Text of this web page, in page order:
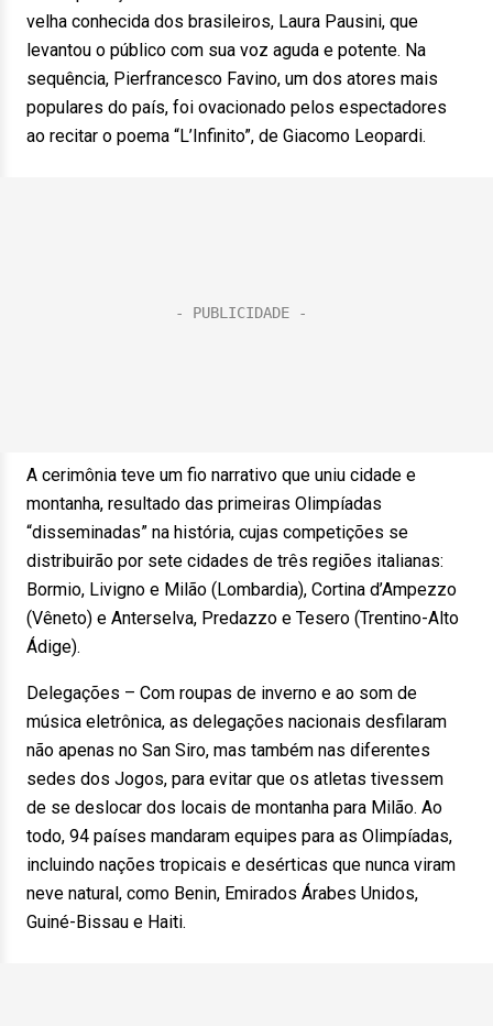
velha conhecida dos brasileiros, Laura Pausini, que
levantou o público com sua voz aguda e potente. Na
sequência, Pierfrancesco Favino, um dos atores mais
populares do país, foi ovacionado pelos espectadores
ao recitar o poema “L’Infinito”, de Giacomo Leopardi.
A cerimônia teve um fio narrativo que uniu cidade e
montanha, resultado das primeiras Olimpíadas
“disseminadas” na história, cujas competições se
distribuirão por sete cidades de três regiões italianas:
Bormio, Livigno e Milão (Lombardia), Cortina d’Ampezzo
(Vêneto) e Anterselva, Predazzo e Tesero (Trentino-Alto
Ádige).
Delegações – Com roupas de inverno e ao som de
música eletrônica, as delegações nacionais desfilaram
não apenas no San Siro, mas também nas diferentes
sedes dos Jogos, para evitar que os atletas tivessem
de se deslocar dos locais de montanha para Milão. Ao
todo, 94 países mandaram equipes para as Olimpíadas,
incluindo nações tropicais e desérticas que nunca viram
neve natural, como Benin, Emirados Árabes Unidos,
Guiné-Bissau e Haiti.